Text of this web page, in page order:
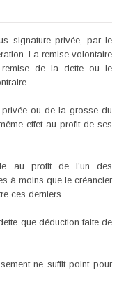
signature privée, par le
La remise volontaire
de la dette ou le
ou de la grosse du
effet au profit de ses
au profit de l’un des
à moins que le créancier
ces derniers.
que déduction faite de
ne suffit point pour